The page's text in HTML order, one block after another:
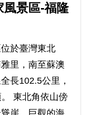
風景區-福隆
於臺灣東北
里，南至蘇澳
長102.5公里，
東北角依山傍
崖、巨觀的海